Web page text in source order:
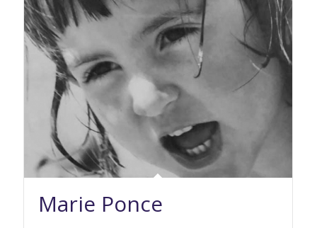
Marie Ponce